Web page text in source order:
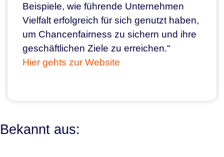
Beispiele, wie führende Unternehmen
Vielfalt erfolgreich für sich genutzt haben,
um Chancenfairness zu sichern und ihre
geschäftlichen Ziele zu erreichen.“
Hier gehts zur Website
Bekannt aus: